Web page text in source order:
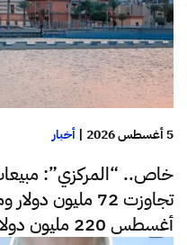
5 أغسطس 2026 | أخبار
خاص.. “المركزي”:
تجاوزت 72 مليون
أغسطس 220 مليون دولار